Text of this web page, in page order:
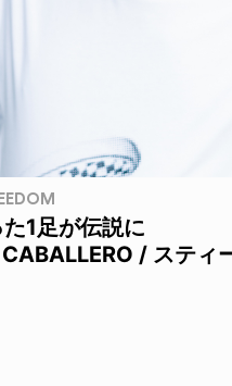
1足が伝説に
/ スティ